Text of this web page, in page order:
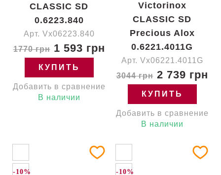
CLASSIC SD
0.6223.840
Арт. Vx06223.840
1770 грн1 593 грн
КУПИТЬ
Добавить в сравнение
В наличии
Victorinox
CLASSIC SD
Precious Alox
0.6221.4011G
Арт. Vx06221.4011G
3044 грн2 739 грн
КУПИТЬ
Добавить в сравнение
В наличии
-10% -10%